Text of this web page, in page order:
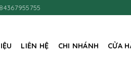
LIÊN HỆ CHI NHÁNH CỬA